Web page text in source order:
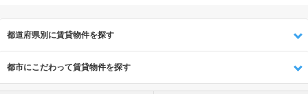
都道府県別に賃貸物件を探す
都市にこだわって賃貸物件を探す